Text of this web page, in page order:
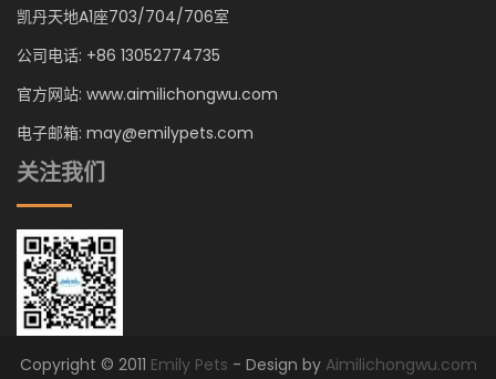
凯丹天地A1座703/704/706室
公司电话: +86 13052774735
官方网站: www.aimilichongwu.com
电子邮箱: may@emilypets.com
关注我们
Copyright © 2011 Emily Pets - Design by Aimilichongwu.com